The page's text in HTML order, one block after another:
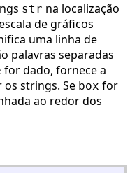
str na localização
de gráficos
uma linha de
palavras separadas
for dado, fornece a
os strings. Se box for
ao redor dos